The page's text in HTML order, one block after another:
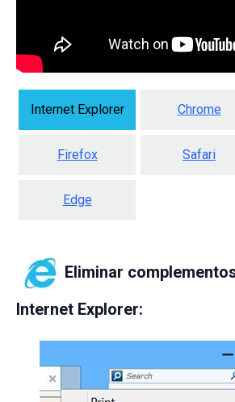
Internet Explorer Chrome
Firefox Safari
Edge
Eliminar
Internet Explorer: